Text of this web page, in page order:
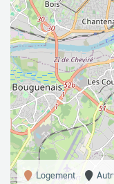
Logement